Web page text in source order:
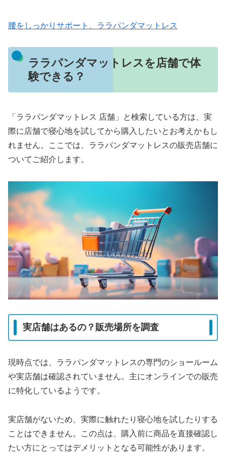
腰をしっかりサポート、ララパンダマットレス
ララパンダマットレスを店舗で体
験できる？
「ララパンダマットレス 店舗」と検索している方は、実
際に店舗で寝心地を試してから購入したいとお考えかもし
れません。ここでは、ララパンダマットレスの販売店舗に
ついてご紹介します。
実店舗はあるの？販売場所を調査
現時点では、ララパンダマットレスの専門のショールーム
や実店舗は確認されていません。主にオンラインでの販売
に特化しているようです。
実店舗がないため、実際に触れたり寝心地を試したりする
ことはできません。この点は、購入前に商品を直接確認し
たい方にとってはデメリットとなる可能性があります。